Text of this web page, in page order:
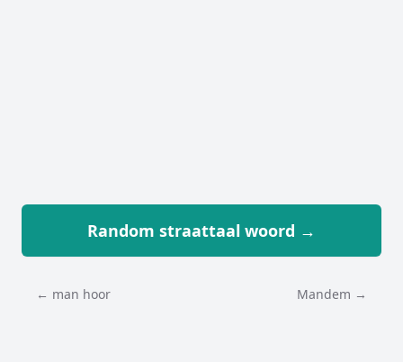
Random straattaal woord →
← man hoor Mandem →